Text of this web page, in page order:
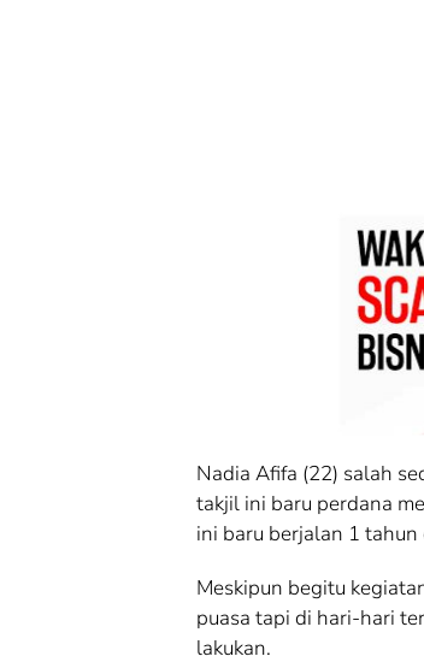
Nadia Afifa (22) salah
takjil ini baru perdana
ini baru berjalan 1
Meskipun begitu
puasa tapi di hari-hari
lakukan.